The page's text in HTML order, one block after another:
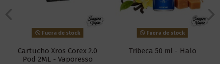
Fuera de stock
Cartucho Xros Corex 2.0
Pod 2ML - Vaporesso
Fuera de stock
Tribeca 50 ml - Halo